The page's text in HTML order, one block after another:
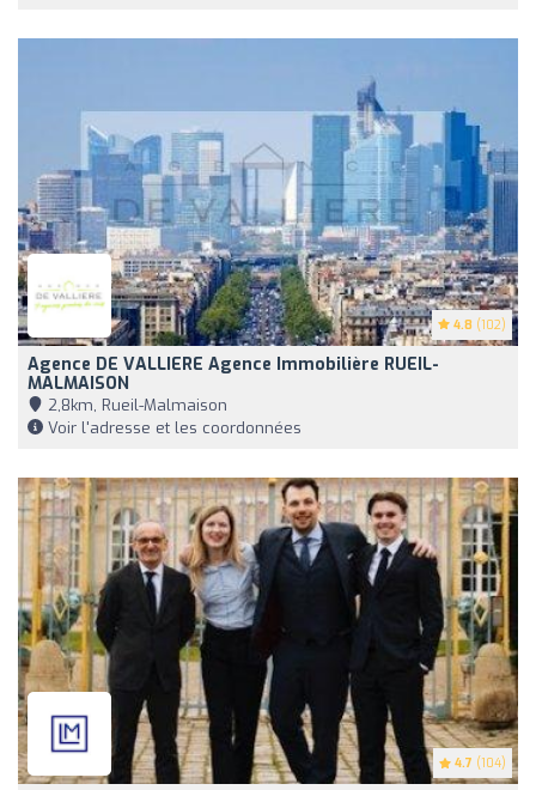
4.8 (102)
Agence DE VALLIERE Agence Immobilière RUEIL-
MALMAISON
2,8km, Rueil-Malmaison
Voir l'adresse et les coordonnées
4.7 (104)